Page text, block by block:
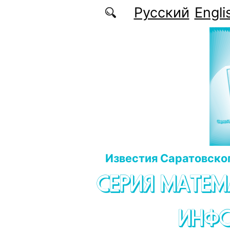
Перейти к основному содержаниюРусский
Известия
СЕРИЯ